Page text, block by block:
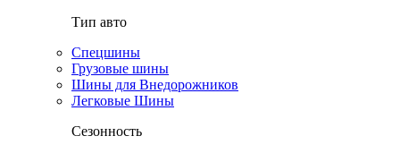
Тип авто
Спецшины
Грузовые шины
Шины для Внедорожников
Легковые Шины
Сезонность